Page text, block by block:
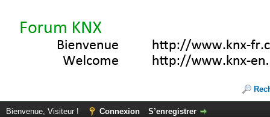
Bienvenue, Visiteur ! Connexion S’enregistrer